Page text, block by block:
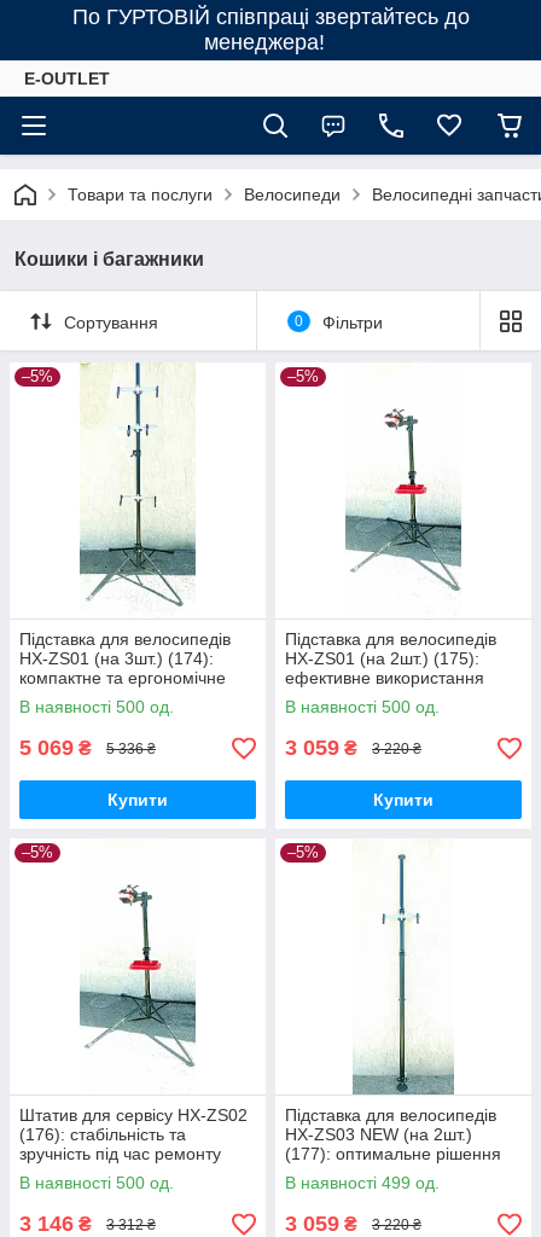
По ГУРТОВІЙ співпраці звертайтесь до
менеджера!
E-OUTLET
Товари та послуги Велосипеди Велосипедні
Кошики і багажники
Сортування 0 Фільтри
–5%
Підставка для велосипедів
HX-ZS01 (на 3шт.) (174):
компактне та ергономічне
зберігання велосипедів
В наявності 500 од.
5 069 ₴ 5 336 ₴
Купити
–5%
Підставка для велосипедів
HX-ZS01 (на 2шт.) (175):
ефективне використання
простору
В наявності 500 од.
3 059 ₴ 3 220 ₴
Купити
–5%
Штатив для сервісу HX-ZS02
(176): стабільність та
зручність під час ремонту
велосипедів
В наявності 500 од.
3 146 ₴ 3 312 ₴
–5%
Підставка для велосипедів
HX-ZS03 NEW (на 2шт.)
(177): оптимальне рішення
для організації простору
В наявності 499 од.
3 059 ₴ 3 220 ₴